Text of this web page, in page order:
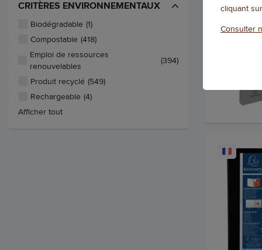
CRITÈRES ENVIRONNEMENTAUX
Biodégradable (1)
Compostable (418)
Emploi de ressources
renouvelables
(394)
Produit recyclé (549)
Rechargeable (4)
Afficher tout
cliquant
Consulter